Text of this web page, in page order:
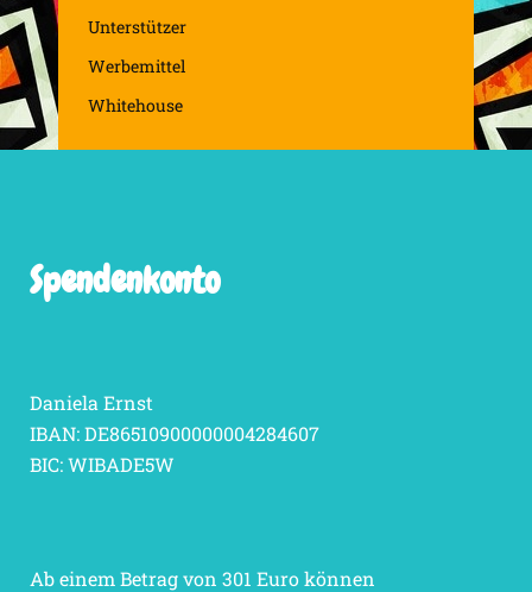
Unterstützer
Werbemittel
Whitehouse
Spendenkonto
Daniela Ernst
IBAN: DE86510900000004284607
BIC: WIBADE5W
Ab einem Betrag von 301 Euro können